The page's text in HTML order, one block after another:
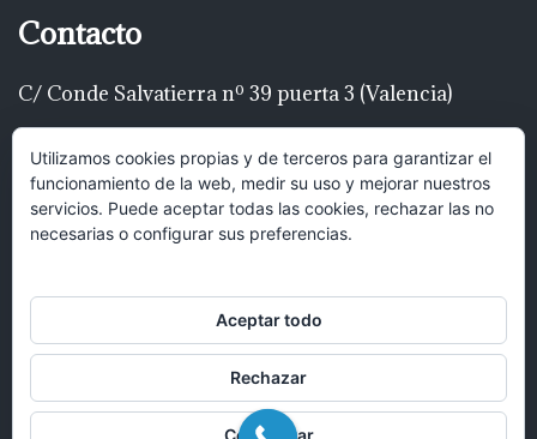
Contacto
C/ Conde Salvatierra nº 39 puerta 3 (Valencia)
Telf: 616 22 00 22
luispascualrodríguez@gmail.com
recibirás una respuesta lo antes posible.
Abrir chat
Utilizamos cookies propias y de terceros para garantizar el
funcionamiento de la web, medir su uso y mejorar nuestros
servicios. Puede aceptar todas las cookies, rechazar las no
necesarias o configurar sus preferencias.
Aceptar todo
Rechazar
Configurar